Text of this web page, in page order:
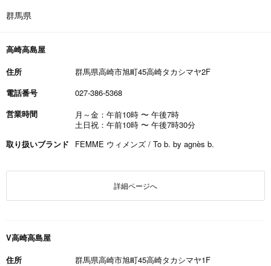
群馬県
高崎高島屋
住所
群馬県高崎市旭町45高崎タカシマヤ2F
電話番号
027-386-5368
営業時間
月～金：午前10時 〜 午後7時
土日祝：午前10時 〜 午後7時30分
取り扱いブランド
FEMME ウィメンズ / To b. by agnès b.
詳細ページへ
V高崎高島屋
住所
群馬県高崎市旭町45高崎タカシマヤ1F